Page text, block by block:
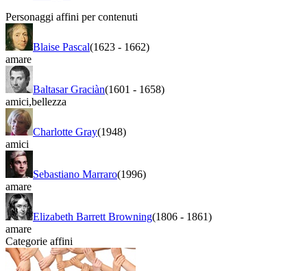
Personaggi affini per contenuti
Blaise Pascal(1623 - 1662)
amare
Baltasar Graciàn(1601 - 1658)
amici,bellezza
Charlotte Gray(1948)
amici
Sebastiano Marraro(1996)
amare
Elizabeth Barrett Browning(1806 - 1861)
amare
Categorie affini